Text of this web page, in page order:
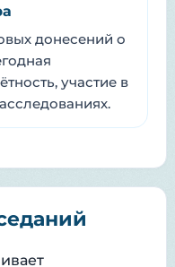
донесений о
участие в